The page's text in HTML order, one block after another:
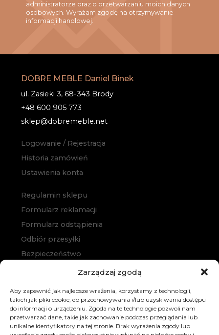
Zarządzaj zgodą
Aby zapewnić jak najlepsze wrażenia, korzystamy z technologii,
takich jak pliki cookie, do przechowywania i/lub uzyskiwania dostępu
do informacji o urządzeniu. Zgoda na te technologie pozwoli nam
przetwarzać dane, takie jak zachowanie podczas przeglądania lub
unikalne identyfikatory na tej stronie. Brak wyrażenia zgody lub
administratorze oraz o przetwarzaniu moich danych
osobowych. Wyrażam zgodę na otrzymywanie
informacji handlowej.
DOBRE MEBLE Daniel Binek
ul. Zasieki 3, 68-343 Brody
+48 600 905 773
sklep@dobremeble.net
Logowanie / Rejestracja
Historia zamówień
Ustawienia konta
Regulamin sklepu
Formularz reklamacji
Formularz odstąpienia
Odbiór przesyłki
Bezpieczeństwo
Polityka prywatności
Zakup na raty
Kontakt